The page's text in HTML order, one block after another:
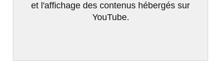
et l'affichage des contenus hébergés sur
YouTube.